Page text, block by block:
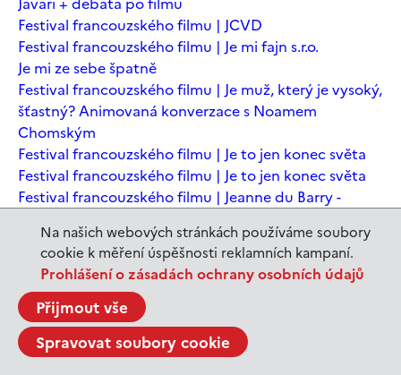
Na našich webových stránkách používáme soubory
cookie k měření úspěšnosti reklamních kampaní.
Prohlášení o zásadách ochrany osobních údajů
Přijmout vše
Spravovat soubory cookie
Festival francouzského filmu | JCVD
Festival francouzského filmu | Je mi fajn s.r.o.
Je mi ze sebe špatně
Festival francouzského filmu | Je muž, který je vysoký,
šťastný? Animovaná konverzace s Noamem
Chomským
Festival francouzského filmu | Je to jen konec světa
Festival francouzského filmu | Je to jen konec světa
Festival francouzského filmu | Jeanne du Barry -
Jeanne du Barry – Králova milenka
JEDEN SVĚT | Alláh není povinen
JEDEN SVĚT | Až mě zabásnou
JEDEN SVĚT | Carmela a ti, co prochází
JEDEN SVĚT | Dítě prachu
JEDEN SVĚT | Drobná nehoda